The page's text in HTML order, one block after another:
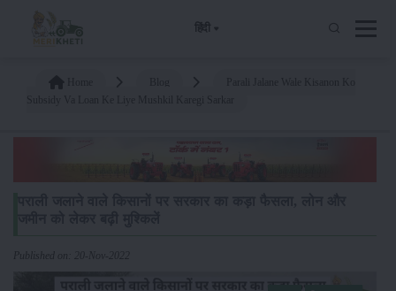
हिंदी
Published on: 20-Nov-2022